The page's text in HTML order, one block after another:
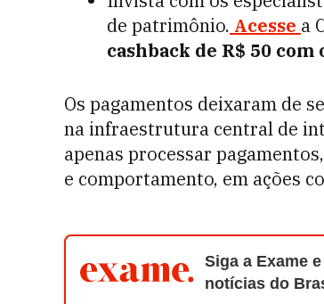
de patrimônio. Acesse a
cashback de R$ 50 com
Os pagamentos deixaram de
na infraestrutura central de
apenas processar
e comportamento, em ações
Siga a Exame
notícias do